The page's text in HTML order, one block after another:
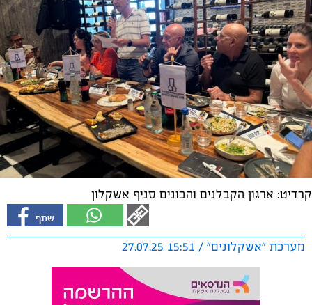
קרדיט: ארגון הקבלנים והבונים סניף אשקלון
מערכת "אשקלונים" / 15:51 27.07.25